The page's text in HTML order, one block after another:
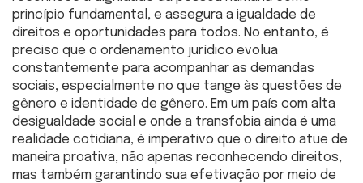
princípio fundamental, e assegura a igualdade de
direitos e oportunidades para todos. No entanto, é
preciso que o ordenamento jurídico evolua
constantemente para acompanhar as demandas
sociais, especialmente no que tange às questões de
gênero e identidade de gênero. Em um país com alta
desigualdade social e onde a transfobia ainda é uma
realidade cotidiana, é imperativo que o direito atue de
maneira proativa, não apenas reconhecendo direitos,
mas também garantindo sua efetivação por meio de